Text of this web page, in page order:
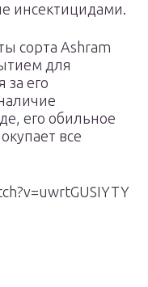
инсектицидами.
сорта Ashram
для
за его
его обильное
все